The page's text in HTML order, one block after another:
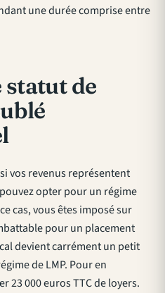
une durée comprise entre
statut de
vos revenus représentent
opter pour un régime
cas, vous êtes imposé sur
pour un placement
devient carrément un petit
de LMP. Pour en
23 000 euros TTC de loyers.